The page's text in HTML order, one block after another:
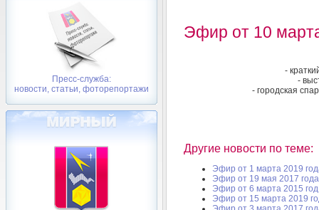
Пресс-служба:
новости, статьи, фоторепортажи
Эфир от 10
-
-
- городская
Другие новости по теме:
Эфир от 1 марта 2019
Эфир от 19 мая 2017 года
Эфир от 6 марта 2015 год
Эфир от 15 марта 2019